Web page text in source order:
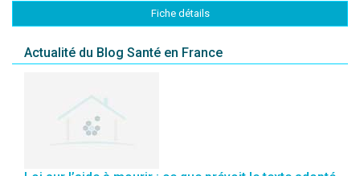
Fiche détails
Actualité du Blog Santé en France